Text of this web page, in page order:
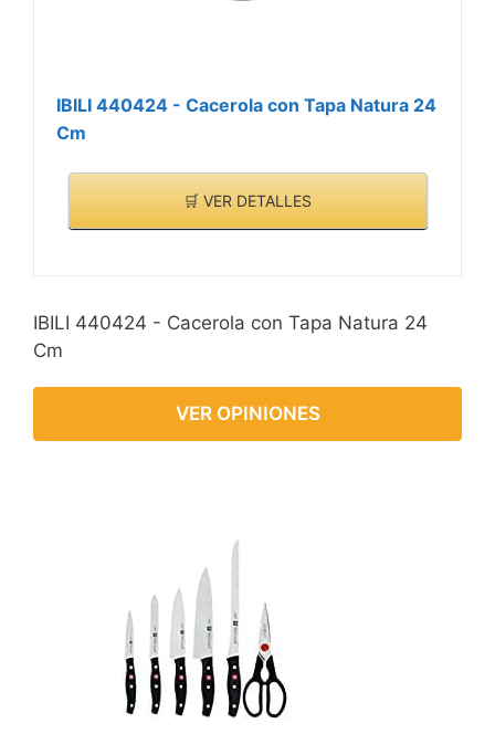
IBILI 440424 - Cacerola con Tapa Natura 24
Cm
🛒 VER DETALLES
IBILI 440424 - Cacerola con Tapa Natura 24
Cm
VER OPINIONES